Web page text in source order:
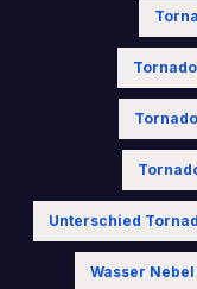
Unterschied
Wasser